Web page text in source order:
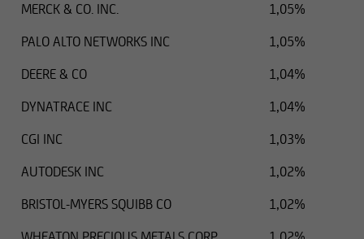
MERCK & CO. INC.
1,05%
PALO ALTO NETWORKS INC
1,05%
DEERE & CO
1,04%
DYNATRACE INC
1,04%
CGI INC
1,03%
AUTODESK INC
1,02%
BRISTOL-MYERS SQUIBB CO
1,02%